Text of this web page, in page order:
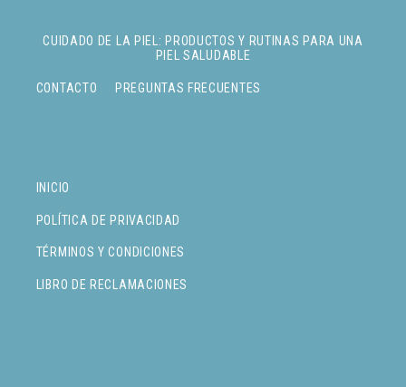
INICIO
POLÍTICA DE PRIVACIDAD
TÉRMINOS Y CONDICIONES
LIBRO DE RECLAMACIONES
CUIDADO DE LA PIEL: PRODUCTOS Y RUTINAS PARA UNA
PIEL SALUDABLE
CONTACTO PREGUNTAS FRECUENTES